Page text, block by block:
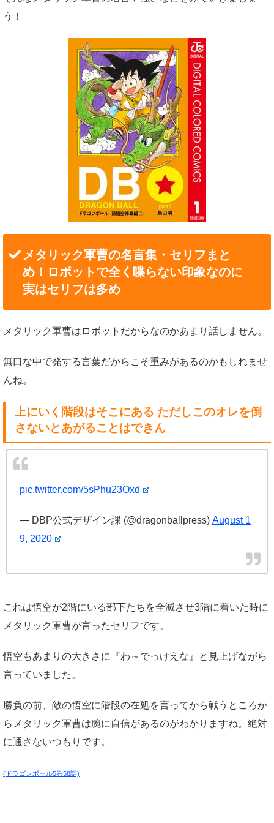
う！
メタリック軍曹の名言集・セリフまと
め！ロボットで全く喋らない印象なのに
実はセリフは多め
メタリック軍曹はロボットだからなのかあまり話しません。
無口な中で発する言葉だからこそ重みがあるのかもしれませ
んね。
上にいく階段はそこにある ただしこのオレを倒
さないとあがることはできん
pic.twitter.com/5sPhu23Oxd
— DBP公式デザイン課 (@dragonballpress) August 1
9, 2020
これは悟空が2階にいる部下たちを全滅させ3階に着いた時に
メタリック軍曹が言ったセリフです。
悟空もあまりの大きさに『わ～でっけえな』と見上げながら
言っていました。
勝負の前、敵の悟空に階段の在処を言ってから戦うところか
らメタリック軍曹は腕に自信があるのがわかりますね。絶対
に通さないつもりです。
(ドラゴンボール5巻58話)